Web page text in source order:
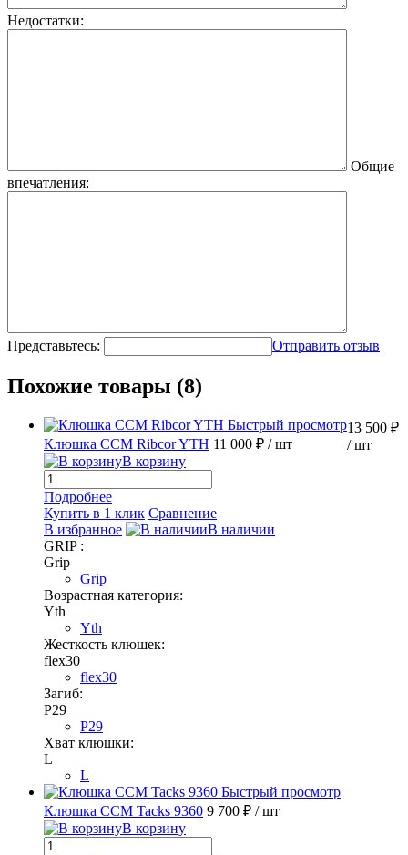
Недостатки:
Общие
впечатления:
Представьтесь: Отправить отзыв
Похожие товары (8)
Быстрый просмотр
Клюшка CCM Ribcor YTH 11 000 ₽ / шт
В корзину
Подробнее
Купить в 1 клик Сравнение
В избранное
В наличии
GRIP :
Grip
Grip
Возрастная категория:
Yth
Yth
Жесткость клюшек:
flex30
flex30
Загиб:
P29
P29
Хват клюшки:
L
L
Быстрый просмотр
Клюшка CCM Tacks 9360 9 700 ₽ / шт
В корзину
13 500 ₽
/ шт